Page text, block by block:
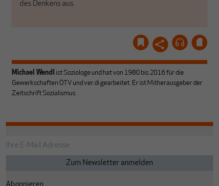
des Denkens aus.
Michael Wendl ist Soziologe und hat von 1980 bis 2016 für die
Gewerkschaften ÖTV und ver.di gearbeitet. Er ist Mitherausgeber der
Zeitschrift Sozialismus.
Abonnieren